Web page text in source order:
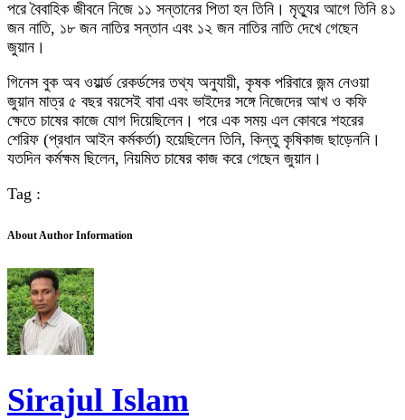
পরে বৈবাহিক জীবনে নিজে ১১ সন্তানের পিতা হন তিনি। মৃত্যুর আগে তিনি ৪১
জন নাতি, ১৮ জন নাতির সন্তান এবং ১২ জন নাতির নাতি দেখে গেছেন
জুয়ান।
গিনেস বুক অব ওয়ার্ল্ড রেকর্ডসের তথ্য অনুযায়ী, কৃষক পরিবারে জন্ম নেওয়া
জুয়ান মাত্র ৫ বছর বয়সেই বাবা এবং ভাইদের সঙ্গে নিজেদের আখ ও কফি
ক্ষেতে চাষের কাজে যোগ দিয়েছিলেন। পরে এক সময় এল কোবরে শহরের
শেরিফ (প্রধান আইন কর্মকর্তা) হয়েছিলেন তিনি, কিন্তু কৃষিকাজ ছাড়েননি।
যতদিন কর্মক্ষম ছিলেন, নিয়মিত চাষের কাজ করে গেছেন জুয়ান।
Tag :
About Author Information
Sirajul Islam